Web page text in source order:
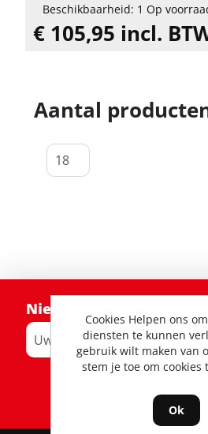
Beschikbaarheid: 1 Op
€ 105,95 incl.
Aantal
Nieuwsbrief
RSS
Cookies Helpen ons
diensten te kunnen
gebruik wilt maken van
stem je toe om cookies
Ok